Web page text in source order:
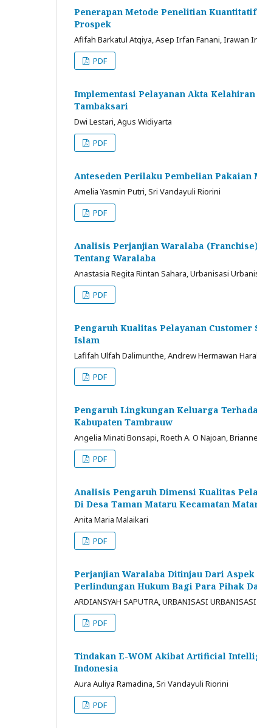
Penerapan Metode Penelitian
Prospek
Afifah Barkatul Atqiya, Asep Irfan Fanani, Irawan
PDF
Implementasi Pelayanan Akta
Tambaksari
Dwi Lestari, Agus Widiyarta
PDF
Anteseden Perilaku Pembelian Pakaian
Amelia Yasmin Putri, Sri Vandayuli Riorini
PDF
Analisis Perjanjian Waralaba
Tentang Waralaba
Anastasia Regita Rintan Sahara, Urbanisasi
PDF
Pengaruh Kualitas Pelayanan
Islam
Lafifah Ulfah Dalimunthe, Andrew Hermawan
PDF
Pengaruh Lingkungan Keluarga
Kabupaten Tambrauw
Angelia Minati Bonsapi, Roeth A. O Najoan,
PDF
Analisis Pengaruh Dimensi Kualitas
Di Desa Taman Mataru Kecamatan
Anita Maria Malaikari
PDF
Perjanjian Waralaba Ditinjau Dari
Perlindungan Hukum Bagi Para Pihak
ARDIANSYAH SAPUTRA, URBANISASI URBANISASI
PDF
Tindakan E-WOM Akibat Artificial
Indonesia
Aura Auliya Ramadina, Sri Vandayuli Riorini
PDF